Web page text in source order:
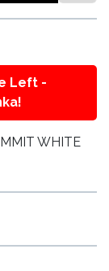
Left -
WHITE